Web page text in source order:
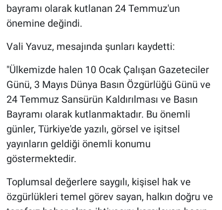
bayramı olarak kutlanan 24 Temmuz'un
önemine değindi.
Vali Yavuz, mesajında şunları kaydetti:
"Ülkemizde halen 10 Ocak Çalışan Gazeteciler
Günü, 3 Mayıs Dünya Basın Özgürlüğü Günü ve
24 Temmuz Sansürün Kaldırılması ve Basın
Bayramı olarak kutlanmaktadır. Bu önemli
günler, Türkiye'de yazılı, görsel ve işitsel
yayınların geldiği önemli konumu
göstermektedir.
Toplumsal değerlere saygılı, kişisel hak ve
özgürlükleri temel görev sayan, halkın doğru ve